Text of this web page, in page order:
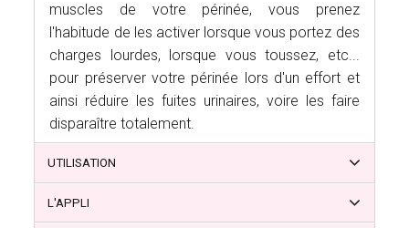
muscles de votre périnée, vous prenez
l'habitude de les activer lorsque vous portez des
charges lourdes, lorsque vous toussez, etc...
pour préserver votre périnée lors d'un effort et
ainsi réduire les fuites urinaires, voire les faire
disparaître totalement.
UTILISATION
L'APPLI